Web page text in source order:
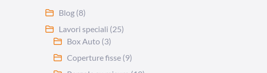
Blog (8)
Lavori speciali (25)
Box Auto (3)
Coperture fisse (9)